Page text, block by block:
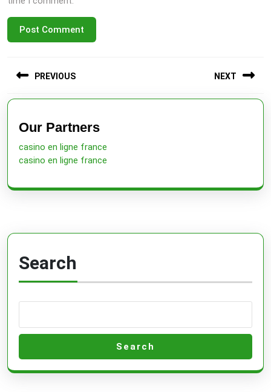
navigation
PREVIOUS
Previous
post:
NEXT
Our Partners
casino en ligne france
casino en ligne france
Search
Search